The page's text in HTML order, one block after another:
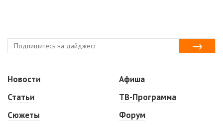
Новости
Статьи
Сюжеты
Афиша
ТВ-Программа
Форум